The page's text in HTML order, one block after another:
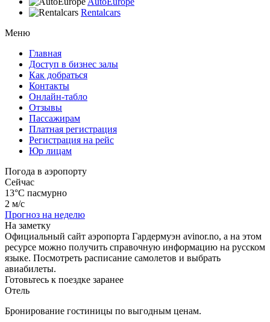
Rentalcars
Меню
Главная
Доступ в бизнес залы
Как добраться
Контакты
Онлайн-табло
Отзывы
Пассажирам
Платная регистрация
Регистрация на рейс
Юр лицам
Погода в аэропорту
Сейчас
13°C пасмурно
2 м/с
Прогноз на неделю
На заметку
Официальный сайт аэропорта Гардермуэн avinor.no, а на этом
ресурсе можно получить справочную информацию на русском
языке. Посмотреть расписание самолетов и выбрать
авиабилеты.
Готовьтесь к поездке заранее
Отель
Бронирование гостиницы по выгодным ценам.